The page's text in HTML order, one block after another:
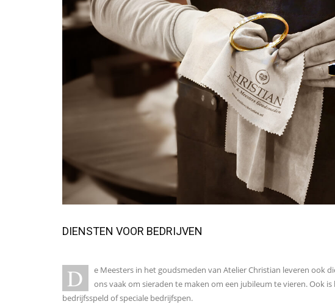
DIENSTEN VOOR BEDRIJVEN
D
e Meesters in het goudsmeden van Atelier Christian leveren ook
ons vaak om sieraden te maken om een jubileum te vieren. Ook
bedrijfsspeld of speciale bedrijfspen.